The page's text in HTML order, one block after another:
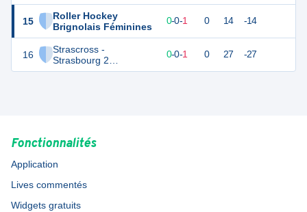
15
Roller Hockey
Brignolais Féminines
16
Strascross -
Strasbourg 2
Féminines
0 0-0-1 0 14 -14
0-0-1 0 27 -27
Fonctionnalités
Application
Lives commentés
Widgets gratuits